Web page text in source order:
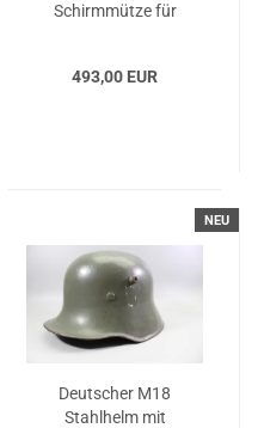
Schirmmütze für
493,00 EUR
NEU
Deutscher M18
Stahlhelm mit